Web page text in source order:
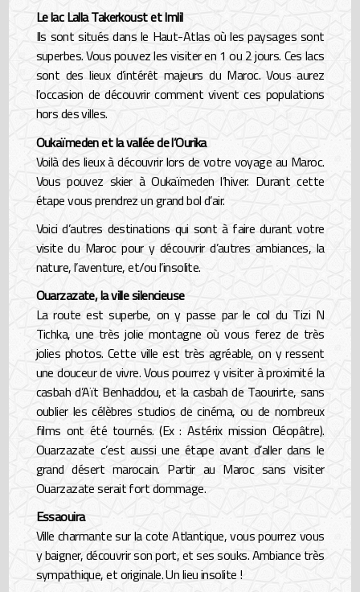
Le lac Lalla Takerkoust et Imlil
Ils sont situés dans le Haut-Atlas où les paysages sont
superbes. Vous pouvez les visiter en 1 ou 2 jours. Ces lacs
sont des lieux d’intérêt majeurs du Maroc. Vous aurez
l’occasion de découvrir comment vivent ces populations
hors des villes.
Oukaïmeden et la vallée de l’Ourika
Voilà des lieux à découvrir lors de votre voyage au Maroc.
Vous pouvez skier à Oukaïmeden l’hiver. Durant cette
étape vous prendrez un grand bol d’air.
Voici d’autres destinations qui sont à faire durant votre
visite du Maroc pour y découvrir d’autres ambiances, la
nature, l’aventure, et/ou l’insolite.
Ouarzazate, la ville silencieuse
La route est superbe, on y passe par le col du Tizi N
Tichka, une très jolie montagne où vous ferez de très
jolies photos. Cette ville est très agréable, on y ressent
une douceur de vivre. Vous pourrez y visiter à proximité la
casbah d’Aït Benhaddou, et la casbah de Taourirte, sans
oublier les célèbres studios de cinéma, ou de nombreux
films ont été tournés. (Ex : Astérix mission Cléopâtre).
Ouarzazate c’est aussi une étape avant d’aller dans le
grand désert marocain. Partir au Maroc sans visiter
Ouarzazate serait fort dommage.
Essaouira
Ville charmante sur la cote Atlantique, vous pourrez vous
y baigner, découvrir son port, et ses souks. Ambiance très
sympathique, et originale. Un lieu insolite !